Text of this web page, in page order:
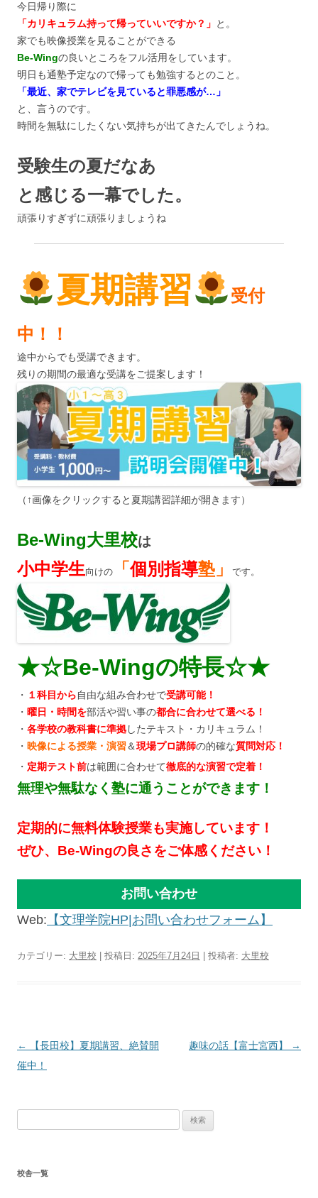
今日帰り際に
「カリキュラム持って帰っていいですか？」 と。
家でも映像授業を見ることができる
Be-Wingの良いところをフル活用をしています。
明日も通塾予定なので帰っても勉強するとのこと。
「最近、家でテレビを見ていると罪悪感が…」
と、言うのです。
時間を無駄にしたくない気持ちが出てきたんでしょうね。
受験生の夏だなあ
と感じる一幕でした。
頑張りすぎずに頑張りましょうね
夏期講習
受付
中！！
途中からでも受講できます。
残りの期間の最適な受講をご提案します！
（↑画像をクリックすると夏期講習詳細が開きます）
Be-Wing大里校は
小中学生向けの 「個別指導塾」 です。
★☆Be-Wingの特長☆★
・ １科目から自由な組み合わせで受講可能！
・ 曜日・時間を部活や習い事の都合に合わせて選べる！
・ 各学校の教科書に準拠したテキスト・カリキュラム！
・ 映像による授業・演習＆現場プロ講師の的確な質問対応！
・ 定期テスト前は範囲に合わせて徹底的な演習で定着！
無理や無駄なく塾に通うことができます！
定期的に無料体験授業も実施しています！
ぜひ、Be-Wingの良さをご体感ください！
お問い合わせ
Web: 【文理学院HP|お問い合わせフォーム】
カテゴリー: 大里校 | 投稿日: 2025年7月24日 投稿者: 大里校
投
稿
←
【長田校】夏期講習、絶賛開
催中！
趣味の話【富士宮西】 →
校舎一覧